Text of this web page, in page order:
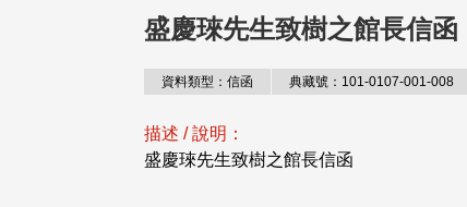
盛慶琜先生致樹之館長信函
資料類型：信函 典藏號：101-0107-001-008
描述 / 說明：
盛慶琜先生致樹之館長信函